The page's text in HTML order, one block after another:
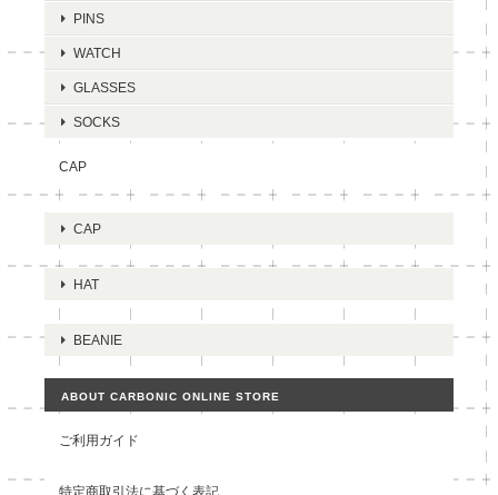
PINS
WATCH
GLASSES
SOCKS
CAP
CAP
HAT
BEANIE
ABOUT CARBONIC ONLINE STORE
ご利用ガイド
特定商取引法に基づく表記